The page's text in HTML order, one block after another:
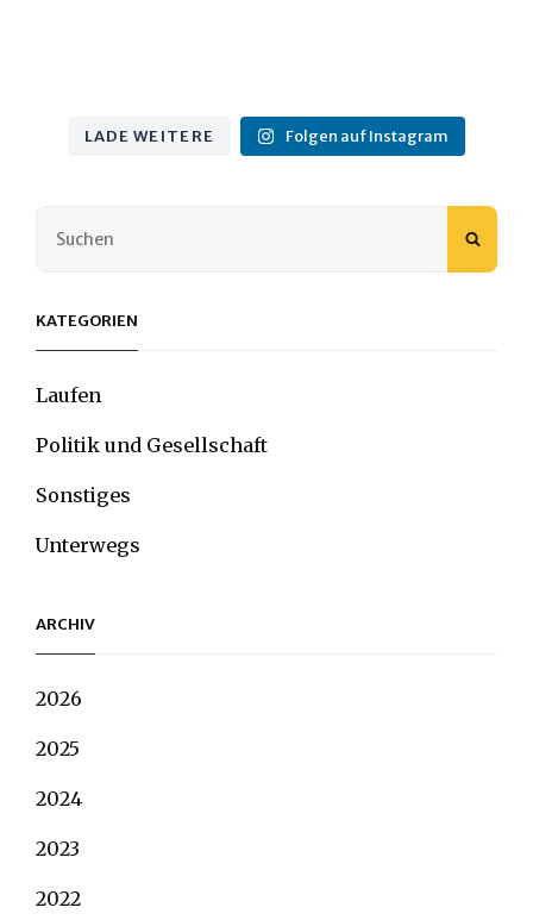
LADE WEITERE Folgen auf Instagram
KATEGORIEN
Laufen
Politik und Gesellschaft
Sonstiges
Unterwegs
ARCHIV
2026
2025
2024
2023
2022